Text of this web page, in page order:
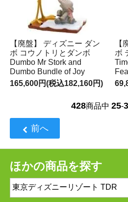
【廃盤】 ディズニー ダン
ボ コウノトリとダンボ
Dumbo Mr Stork and
Dumbo Bundle of Joy
165,600円(税込182,160円)
【
ボ
428商品中 25-
前へ
ほかの商品を探す